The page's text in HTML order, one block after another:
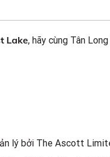
Lake, hãy cùng Tân
lý bởi The Ascott